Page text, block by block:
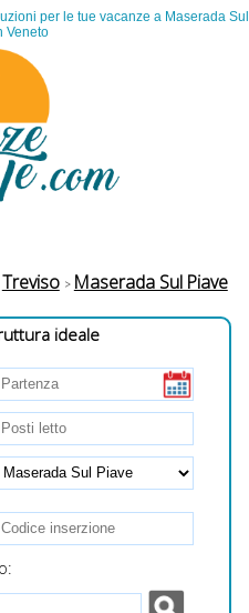
per le tue vacanze a Maserada Sul
Veneto
Treviso Maserada Sul Piave
ideale